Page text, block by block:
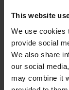
This website
We use cookies
provide social
We also share
our social
may combine it
o-